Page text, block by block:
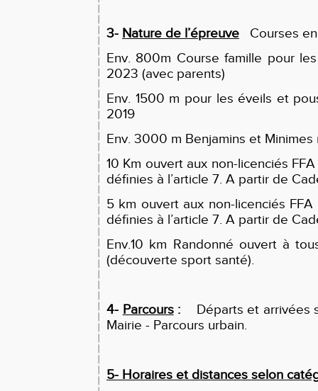
3- Nature de l’épreuve Courses
Env. 800m Course famille pour
2023 (avec parents)
Env. 1500 m pour les éveils et
2019
Env. 3000 m Benjamins et Minimes
10 Km ouvert aux non-licenciés
définies à l’article 7. A partir de
5 km ouvert aux non-licenciés
définies à l’article 7. A partir de
Env.10 km Randonné ouvert à
(découverte sport santé).
4- Parcours: Départs et arrivées
Mairie - Parcours urbain.
5- Horaires et distances selon